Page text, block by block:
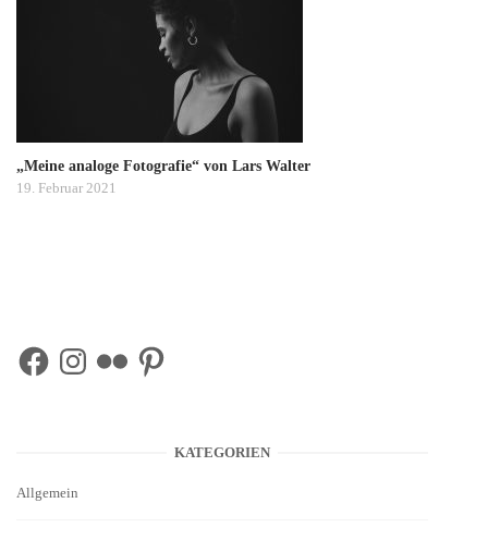
„Meine analoge Fotografie“ von Lars Walter
19. Februar 2021
FacebookInstagram
Flickr Pinterest
KATEGORIEN
Allgemein